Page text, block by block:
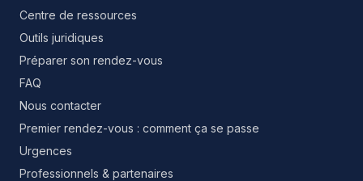
Centre de ressources
Outils juridiques
Préparer son rendez-vous
FAQ
Nous contacter
Premier rendez-vous : comment ça se passe
Urgences
Professionnels & partenaires